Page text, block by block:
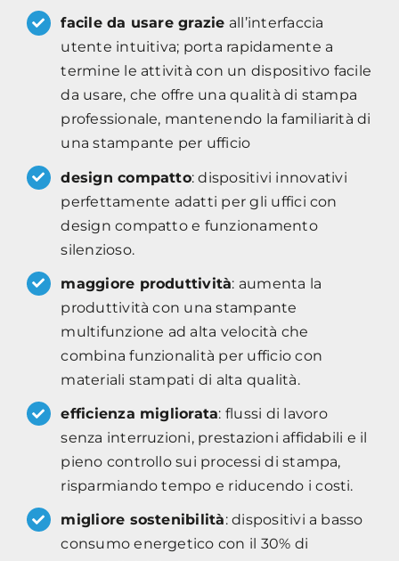
facile da usare grazie all’interfaccia
utente intuitiva; porta rapidamente a
termine le attività con un dispositivo facile
da usare, che offre una qualità di stampa
professionale, mantenendo la familiarità di
una stampante per ufficio
design compatto: dispositivi innovativi
perfettamente adatti per gli uffici con
design compatto e funzionamento
silenzioso.
maggiore produttività: aumenta la
produttività con una stampante
multifunzione ad alta velocità che
combina funzionalità per ufficio con
materiali stampati di alta qualità.
efficienza migliorata: flussi di lavoro
senza interruzioni, prestazioni affidabili e il
pieno controllo sui processi di stampa,
risparmiando tempo e riducendo i costi.
migliore sostenibilità: dispositivi a basso
consumo energetico con il 30% di